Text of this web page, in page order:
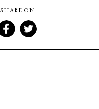
SHARE ON